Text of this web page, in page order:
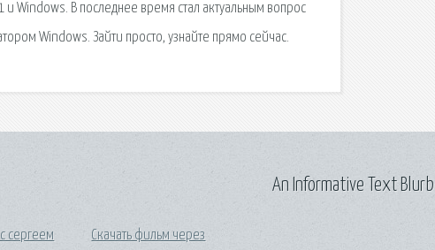
Windows. В последнее время стал актуальным вопрос
Windows. Зайти просто, узнайте прямо сейчас.
сергеем Скачать фильм через
An Informative Text Blurb